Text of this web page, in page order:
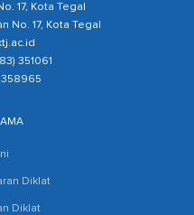
17, Kota Tegal
No. 17, Kota Tegal
351061
358965
Diklat
Diklat